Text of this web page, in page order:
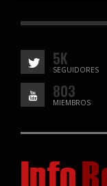
5K
SEGUIDORES
803
MIEMBROS